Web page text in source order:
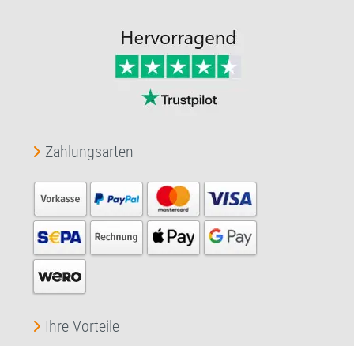
Zahlungsarten
Ihre Vorteile